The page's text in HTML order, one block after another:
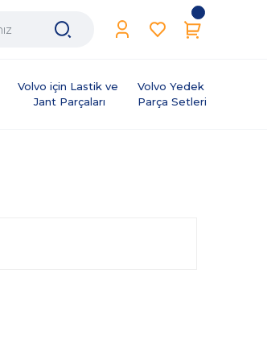
Volvo için Lastik ve
Jant Parçaları
Volvo Yedek
Parça Setleri